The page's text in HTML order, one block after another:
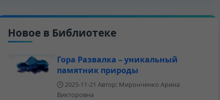
Новое в Библиотеке
Гора Развалка – уникальный
памятник природы
2025-11-21 Автор: Миронченко Арина
Викторовна